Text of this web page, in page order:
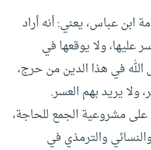
ابن عباس، يعني: أنه أراد
عليها، ولا يوقعها في
في هذا الدين من حرج،
ولا يريد بهم العسر.
مشروعية الجمع للحاجة،
والترمذي في